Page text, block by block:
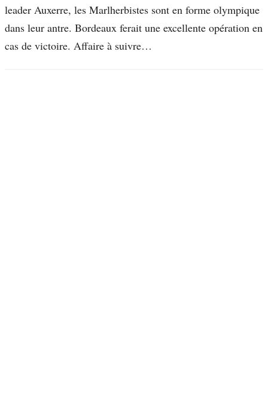
leader Auxerre, les Marlherbistes sont en forme olympique
dans leur antre. Bordeaux ferait une excellente opération en
cas de victoire. Affaire à suivre…